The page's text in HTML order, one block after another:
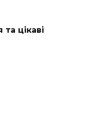
цікаві